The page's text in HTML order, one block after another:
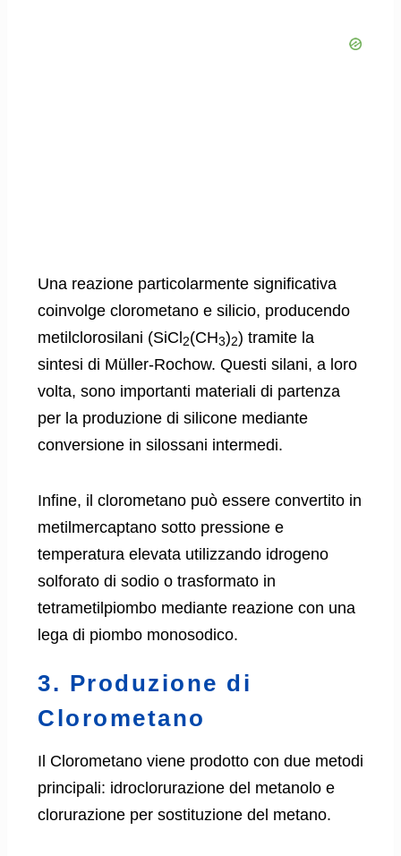
Una reazione particolarmente significativa
coinvolge clorometano e silicio, producendo
metilclorosilani (SiCl2(CH3)2) tramite la
sintesi di Müller-Rochow. Questi silani, a loro
volta, sono importanti materiali di partenza
per la produzione di silicone mediante
conversione in silossani intermedi.
Infine, il clorometano può essere convertito in
metilmercaptano sotto pressione e
temperatura elevata utilizzando idrogeno
solforato di sodio o trasformato in
tetrametilpiombo mediante reazione con una
lega di piombo monosodico.
3. Produzione di
Clorometano
Il Clorometano viene prodotto con due metodi
principali: idroclorurazione del metanolo e
clorurazione per sostituzione del metano.